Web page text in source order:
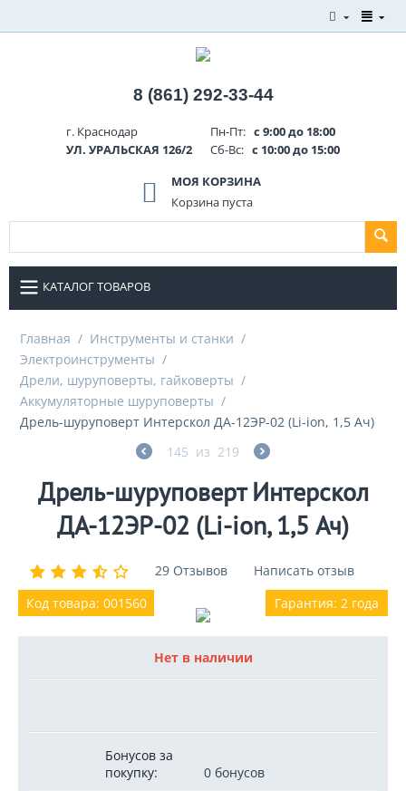
8 (861) 292-33-44
г. Краснодар
УЛ. УРАЛЬСКАЯ 126/2
Пн-Пт: с 9:00 до 18:00
Сб-Вс: с 10:00 до 15:00
МОЯ КОРЗИНА
Корзина пуста
КАТАЛОГ ТОВАРОВ
Главная / Инструменты и станки /
Электроинструменты /
Дрели, шуруповерты, гайковерты /
Аккумуляторные шуруповерты /
Дрель-шуруповерт Интерскол ДА-12ЭР-02 (Li-ion, 1,5 Ач)
145 из 219
Дрель-шуруповерт Интерскол
ДА-12ЭР-02 (Li-ion, 1,5 Ач)
29 Отзывов
Написать отзыв
Гарантия: 2 года
Код товара: 001560
Нет в наличии
Бонусов за
покупку:
0 бонусов